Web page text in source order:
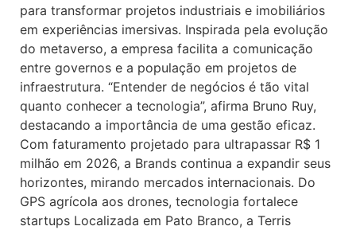
para transformar projetos industriais e imobiliários
em experiências imersivas. Inspirada pela evolução
do metaverso, a empresa facilita a comunicação
entre governos e a população em projetos de
infraestrutura. “Entender de negócios é tão vital
quanto conhecer a tecnologia”, afirma Bruno Ruy,
destacando a importância de uma gestão eficaz.
Com faturamento projetado para ultrapassar R$ 1
milhão em 2026, a Brands continua a expandir seus
horizontes, mirando mercados internacionais. Do
GPS agrícola aos drones, tecnologia fortalece
startups Localizada em Pato Branco, a Terris